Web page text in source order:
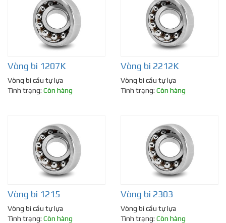
Vòng bi 1207K
Vòng bi cầu tự lựa
Tình trạng: Còn hàng
Vòng bi 2212K
Vòng bi cầu tự lựa
Tình trạng: Còn hàng
Vòng bi 1215
Vòng bi cầu tự lựa
Tình trạng: Còn hàng
Vòng bi 2303
Vòng bi cầu tự lựa
Tình trạng: Còn hàng